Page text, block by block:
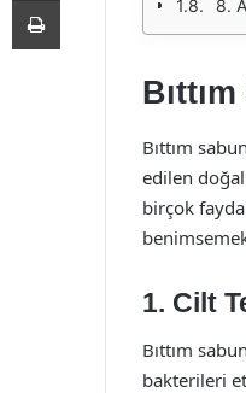
8.
Bıttım
edilen doğal
birçok fayda
1. Cilt
Bıttım
bakterileri